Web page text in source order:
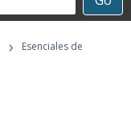
›
Esenciales de